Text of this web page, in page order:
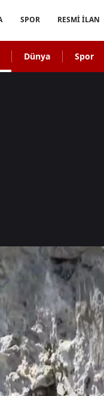
SPOR RESMİ İLAN
Dünya Spor